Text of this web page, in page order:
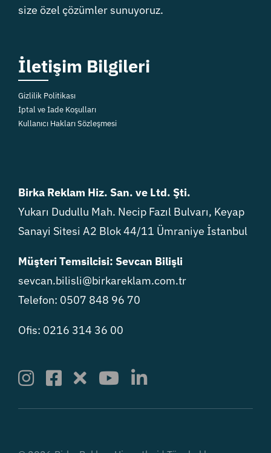
size özel çözümler sunuyoruz.
İletişim Bilgileri
Gizlilik Politikası
İptal ve İade Koşulları
Kullanıcı Hakları Sözleşmesi
Birka Reklam Hiz. San. ve Ltd. Şti.
Yukarı Dudullu Mah. Necip Fazıl Bulvarı, Keyap
Sanayi Sitesi A2 Blok 44/11 Ümraniye İstanbul
Müşteri Temsilcisi: Sevcan Bilişli
sevcan.bilisli@birkareklam.com.tr
Telefon: 0507 848 96 70
Ofis: 0216 314 36 00